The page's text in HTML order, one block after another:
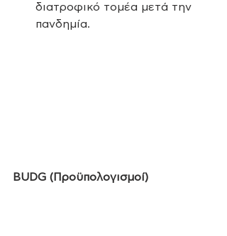
διατροφικό τομέα μετά την
πανδημία.
BUDG (Προϋπολογισμοί)